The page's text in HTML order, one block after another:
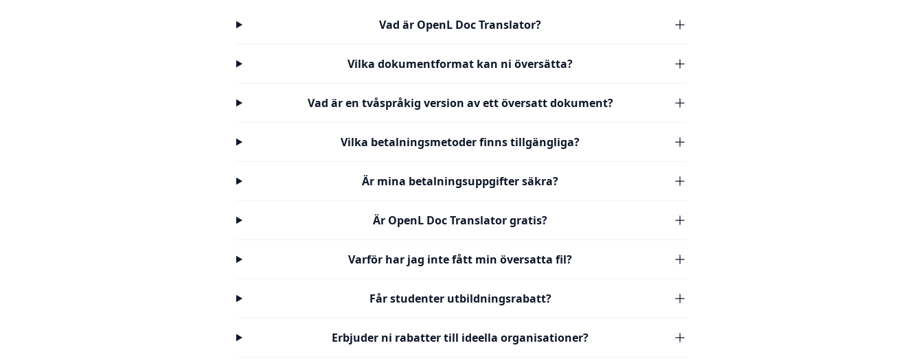
Vad är OpenL Doc Translator?
Vilka dokumentformat kan ni översätta?
Vad är en tvåspråkig version av ett översatt dokument?
Vilka betalningsmetoder finns tillgängliga?
Är mina betalningsuppgifter säkra?
Är OpenL Doc Translator gratis?
Varför har jag inte fått min översatta fil?
Får studenter utbildningsrabatt?
Erbjuder ni rabatter till ideella organisationer?